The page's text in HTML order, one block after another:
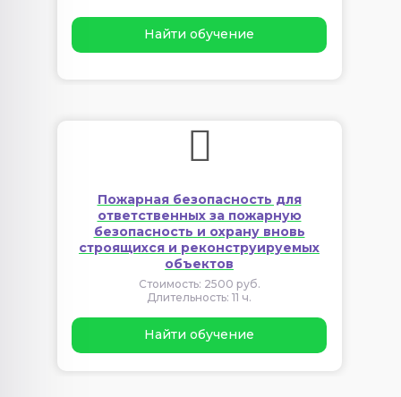
Найти обучение
Пожарная безопасность для
ответственных за пожарную
безопасность и охрану вновь
строящихся и реконструируемых
объектов
Стоимость: 2500 руб.
Длительность: 11 ч.
Найти обучение